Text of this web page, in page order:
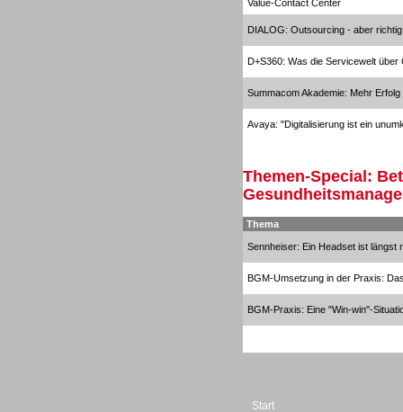
Value-Contact Center
DIALOG: Outsourcing - aber
D+S360: Was die Servicewelt
Summacom Akademie: Mehr
Avaya: "Digitalisierung ist ein
Themen-Special:
Thema
Sennheiser: Ein Headset ist längst
BGM-Umsetzung in der Praxis:
BGM-Praxis: Eine "Win-win"-
Start